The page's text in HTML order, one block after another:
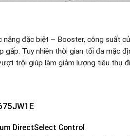
năng đặc biệt – Booster, công suất
Tuy nhiên thời gian tối đa mặc
trội giúp làm giảm lượng tiêu thụ
DirectSelect Control